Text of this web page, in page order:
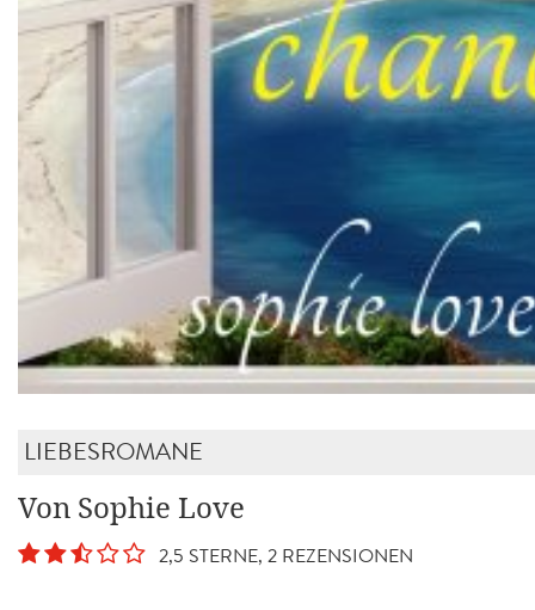
LIEBESROMANE
Von Sophie Love
2,5 STERNE, 2 REZENSIONEN